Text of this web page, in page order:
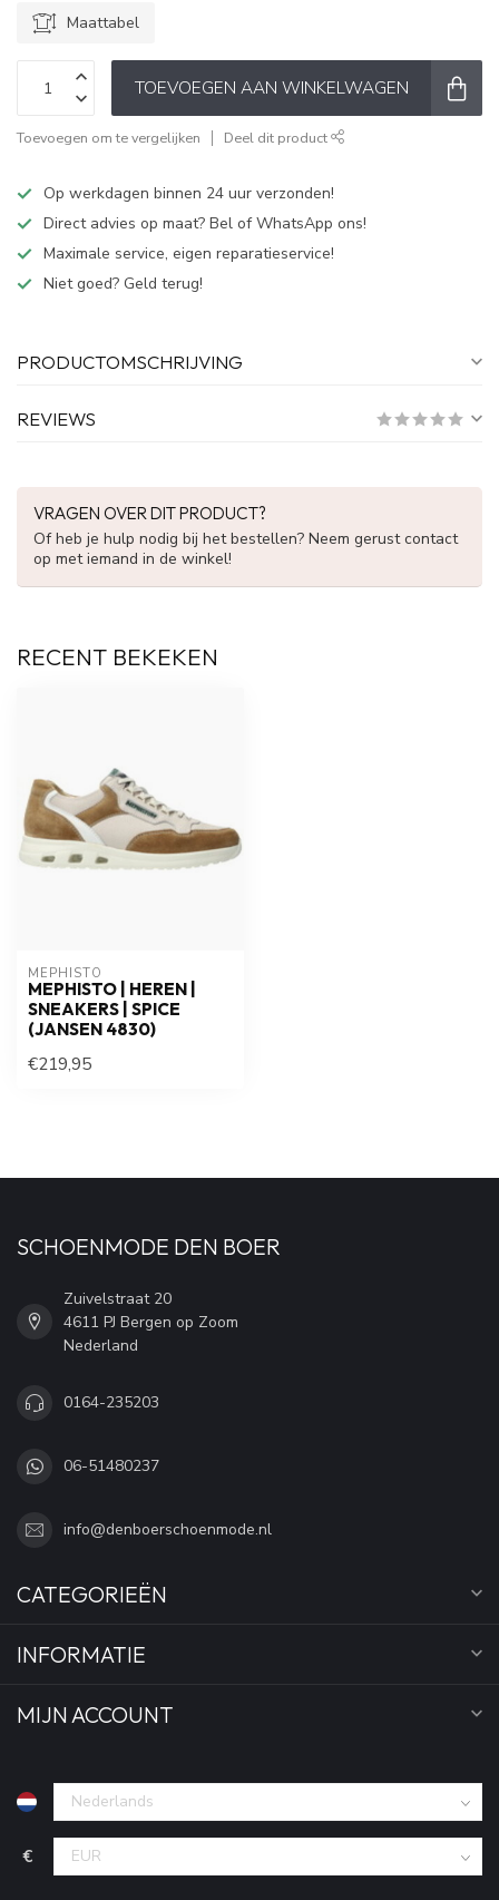
Maattabel
TOEVOEGEN AAN WINKELWAGEN
Toevoegen om te vergelijken Deel dit product
Op werkdagen binnen 24 uur verzonden!
Direct advies op maat? Bel of WhatsApp ons!
Maximale service, eigen reparatieservice!
Niet goed? Geld terug!
PRODUCTOMSCHRIJVING
REVIEWS
VRAGEN OVER DIT PRODUCT?
Of heb je hulp nodig bij het bestellen? Neem gerust contact
op met iemand in de winkel!
RECENT BEKEKEN
MEPHISTO
MEPHISTO | HEREN |
SNEAKERS | SPICE
(JANSEN 4830)
€219,95
SCHOENMODE DEN BOER
Zuivelstraat 20
4611 PJ Bergen op Zoom
Nederland
0164-235203
06-51480237
info@denboerschoenmode.nl
CATEGORIEËN
INFORMATIE
MIJN ACCOUNT
€